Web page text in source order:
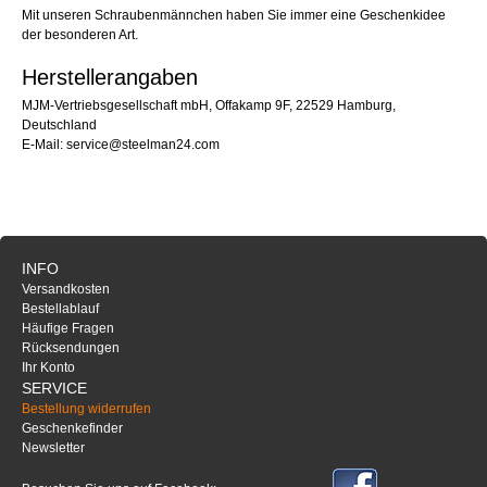
Mit unseren Schraubenmännchen haben Sie immer eine Geschenkidee
der besonderen Art.
Herstellerangaben
MJM-Vertriebsgesellschaft mbH, Offakamp 9F, 22529 Hamburg,
Deutschland
E-Mail: service@steelman24.com
INFO
Versandkosten
Bestellablauf
Häufige Fragen
Rücksendungen
Ihr Konto
SERVICE
Bestellung widerrufen
Geschenkefinder
Newsletter